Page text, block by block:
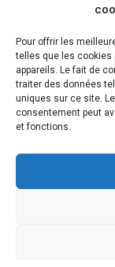
Pour offrir les
telles que les cookies
appareils. Le fait de
traiter des données
uniques sur ce site.
consentement peut
et fonctions.Bienvenue